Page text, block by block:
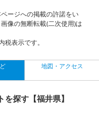
ージへの掲載の許諾をい
像の無断転載(二次使用)は
表示です。
地図・アクセス
探す【福井県】